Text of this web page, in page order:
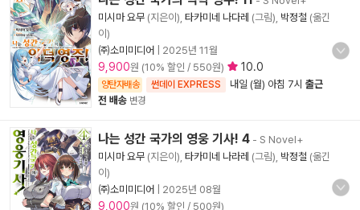
미시마 요무 (지은이), 타카미네 나다레 (그림), 박정철 (옮긴
이)
㈜소미미디어
2025년 11월
9,900원 (10% 할인 / 550원) 10.0
양탄자배송 썬데이 EXPRESS 내일 (월) 아침 7시 출근
전 배송 변경
나는 성간 국가의 영웅 기사! 4 - S Novel+
미시마 요무 (지은이), 타카미네 나라레 (그림), 박정철 (옮긴
이)
㈜소미미디어
2025년 08월
9,000원 (10% 할인 / 500원)